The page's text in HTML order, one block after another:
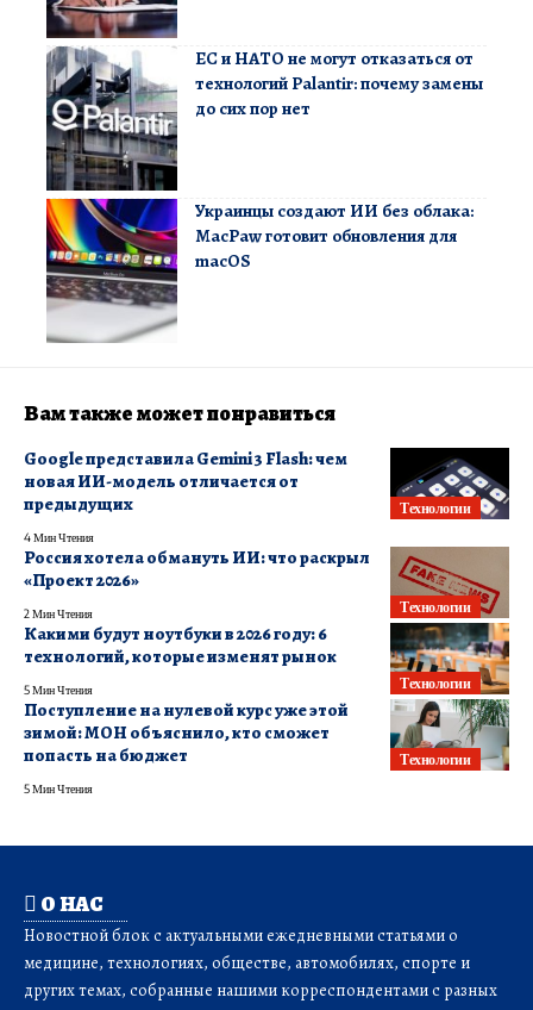
ЕС и НАТО не могут отказаться от
технологий Palantir: почему замены
до сих пор нет
Украинцы создают ИИ без облака:
MacPaw готовит обновления для
macOS
Вам также может понравиться
Технологии
Google представила Gemini 3 Flash: чем
новая ИИ-модель отличается от
предыдущих
4 Мин Чтения
Технологии
Россия хотела обмануть ИИ: что раскрыл
«Проект 2026»
2 Мин Чтения
Технологии
Какими будут ноутбуки в 2026 году: 6
технологий, которые изменят рынок
5 Мин Чтения
Технологии
Поступление на нулевой курс уже этой
зимой: МОН объяснило, кто сможет
попасть на бюджет
5 Мин Чтения
О НАС
Новостной блок с актуальными ежедневными статьями о
медицине, технологиях, обществе, автомобилях, спорте и
других темах, собранные нашими корреспондентами с разных